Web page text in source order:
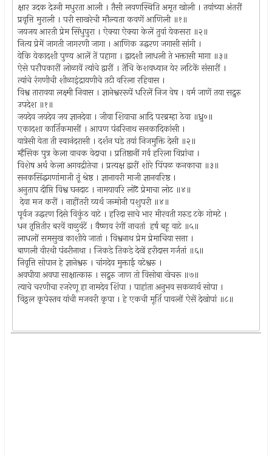
क्षार उदक देउनी मधुरता आली । तैसी लवणस्थिति अमृत खोली । तयांच्या अंतरीं
प्रवृत्ति मुराली । परी साखरेची मौल्यता कवणें आणिली ॥१॥
जयजय आरती प्रेम सिंधुपुरा । ऐक्या ऐक्या केलें तुवां येकसरा ॥२॥
नित्य प्रेमें जागती जागरणी जागा । आणिक उद्धरण जगासी सांगी ।
येकि येकादशी पुण्य आलें तें पहागा । द्वादशी लाधली ते भक्तासी मागा ॥३॥
ऐसे परौपकारीं लोळावें त्यांचे द्वारीं । तेंचि केशवध्यान येर लटिकें संसारीं ।
त्यांचे रंगणीची शीळाइंद्रायणीचे तटी वरिला रहिवास ।
विश्व तारावया लक्ष्मी निवास । ज्ञानेश्वररूपें धरिलें निज वेष । वर्म जाणें तया सद्रुरु
उपदेश ॥१॥
जयदेव जयदेव जय ज्ञानदेवा । जीवा शिवाचा आदि परब्रम्हा ठेवा ॥ध्रु०॥
एकादशा कार्तिकमासीं । आपण पंढरिनाथ सनकादिकांसी ।
यात्रेसी येता ती स्वानंदरासी । दर्शन घडे तयां निजमुक्ति देसी ॥२॥
म्हैसिक पुत्र केला वाचक वेदाचा । प्रतिष्ठानीं गर्व हरिला विप्रांचा ।
विशेष अर्थ केला अगवद्रीतेचा । प्रत्यक्ष द्वारीं शोरे पिंपळ कनकाचा ॥३॥
सनकसिंद्धगणांमाजी तूं श्रेष्ठ । ज्ञानावरी माजी ज्ञानवरिष्ठ ।
अनुताप दीप्ति विश्व घनदाट । नामयावरि लोटॆ प्रेमाचा लोट ॥४॥
देवा मज करीं । नाहींतरी व्यर्थ जन्मोनी पशुपरी ॥४॥
पूर्वज उद्धरण दिसे विकुंठ वाटे । हरिदा साचे भार मीरवती गरुड टके गोमटे ।
धन तृप्तितीर बरवें वाळुवंटें । वैष्णव रंगीं नाचतां हर्ष बहू वाटे ॥५॥
लाधलों समसुख काशीये जातां । विश्वनाथ प्रेम प्रेमाचिया सत्ता ।
बाणली वीरथी पंढरीनाथा । जिकडे तिकडे देखें हरीदास गर्जतां ॥६॥
निवृत्ति सोपान हे ज्ञानेश्वरु । चांगदेव मुक्ताई वटेश्वरु ।
अवघीया अवघा साक्षात्कारु । सद्रुरु जाण तो विसोबा खेचरू ॥७॥
त्याचे चरणीचा रजरेणू हा नामदेव शिंपा । पाहांता अनुभव सकळार्थ सोपा ।
विठ्ठल कृपेस्तव यांची मजवरी कृपा । हे एकची मूर्ति पावलों ऐसें देखोपां ॥८॥